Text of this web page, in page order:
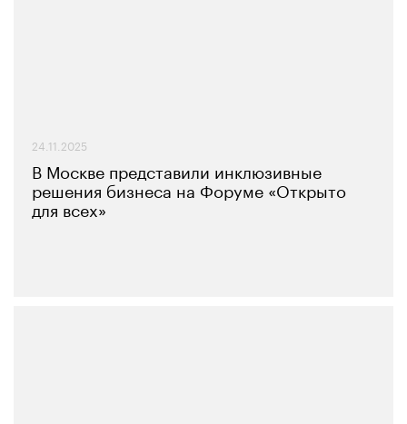
24.11.2025
В Москве представили инклюзивные
решения бизнеса на Форуме «Открыто
для всех»